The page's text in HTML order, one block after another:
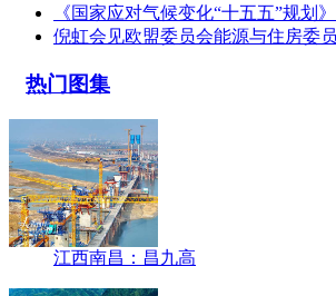
《国家应对气候变化“十五五”规划
倪虹会见欧盟委员会能源与住房委
热门图集
江西南昌：昌九高